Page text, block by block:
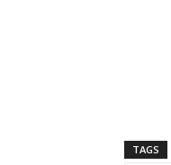
TAGS